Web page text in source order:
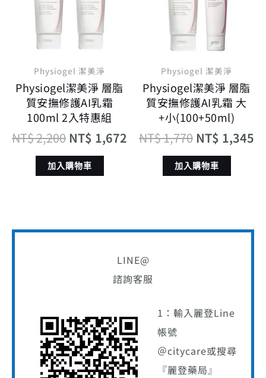
Physiogel 潔美淨
Physiogel潔美淨 層脂
質安撫修護AI乳霜
100ml 2入特惠組
NT$2,200
NT$ 2,200。
NT$ 1,672
NT$ 1,672。
加入購物車
Physiogel 潔美淨
Physiogel潔美淨 層脂
質安撫修護AI乳霜 大
+小(100+50ml)
NT$1,770
NT$ 1,770。
NT$ 1,345
加入購物車
LINE@
諮詢客服
1：輸入麗登Line
帳號
＠citycare或搜尋
『麗登藥局』